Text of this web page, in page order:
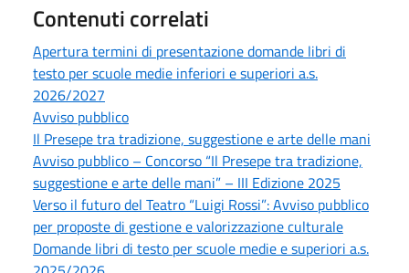
Contenuti correlati
Apertura termini di presentazione domande libri di
testo per scuole medie inferiori e superiori a.s.
2026/2027
Avviso pubblico
Il Presepe tra tradizione, suggestione e arte delle mani
Avviso pubblico – Concorso “Il Presepe tra tradizione,
suggestione e arte delle mani” – III Edizione 2025
Verso il futuro del Teatro “Luigi Rossi”: Avviso pubblico
per proposte di gestione e valorizzazione culturale
Domande libri di testo per scuole medie e superiori a.s.